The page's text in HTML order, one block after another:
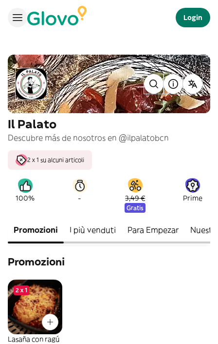
Login
Il Palato
Descubre más de nosotros en @ilpalatobcn
2 x 1 su alcuni articoli
100% - 3,49 €
Gratis
Prime
Promozioni I più venduti Para Empezar
Promozioni
2 x 1
Lasaña con ragú